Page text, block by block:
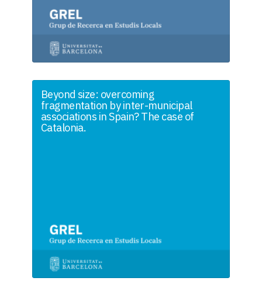
Beyond size: overcoming
fragmentation by inter-municipal
associations in Spain? The case of
Catalonia.